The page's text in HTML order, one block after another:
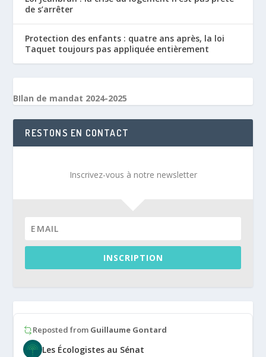
de s’arrêter
Protection des enfants : quatre ans après, la loi
Taquet toujours pas appliquée entièrement
BIlan de mandat 2024-2025
RESTONS EN CONTACT
Inscrivez-vous à notre newsletter
INSCRIPTION
Reposted from Guillaume Gontard
Les Écologistes au Sénat